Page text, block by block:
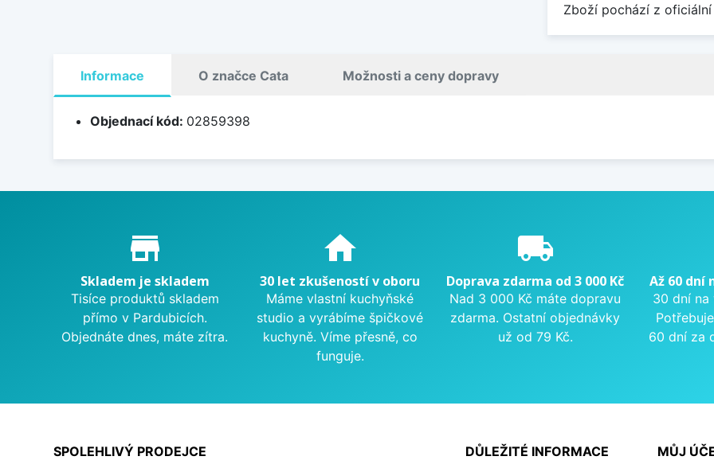
Zboží pochází z
Informace O značce Cata Možnosti a ceny dopravy
Objednací kód: 02859398
Proč nakupovat u nás?
store_mall_directory
Skladem je skladem
Tisíce produktů skladem
přímo v Pardubicích.
Objednáte dnes, máte zítra.
home
30 let zkušeností v oboru
Máme vlastní kuchyňské
studio a vyrábíme špičkové
kuchyně. Víme přesně, co
funguje.
local_shipping
Doprava zdarma od 3 000 Kč
Nad 3 000 Kč máte dopravu
zdarma. Ostatní objednávky
už od 79 Kč.
Až 60 dní
30 dní na
60 dní za
SPOLEHLIVÝ PRODEJCE
DŮLEŽITÉ INFORMACE
MŮJ